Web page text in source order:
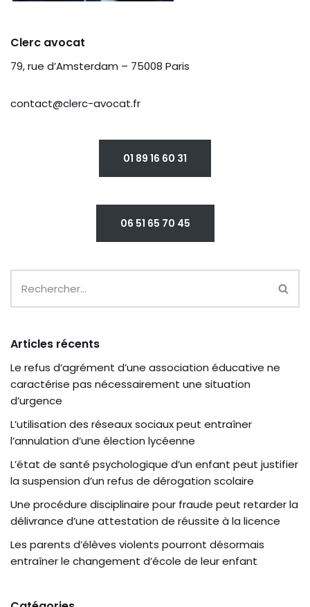
Clerc avocat
79, rue d’Amsterdam – 75008 Paris
contact@clerc-avocat.fr
01 89 16 60 31
06 51 65 70 45
Articles récents
Le refus d’agrément d’une association éducative ne
caractérise pas nécessairement une situation
d’urgence
L’utilisation des réseaux sociaux peut entraîner
l’annulation d’une élection lycéenne
L’état de santé psychologique d’un enfant peut justifier
la suspension d’un refus de dérogation scolaire
Une procédure disciplinaire pour fraude peut retarder la
délivrance d’une attestation de réussite à la licence
Les parents d’élèves violents pourront désormais
entraîner le changement d’école de leur enfant